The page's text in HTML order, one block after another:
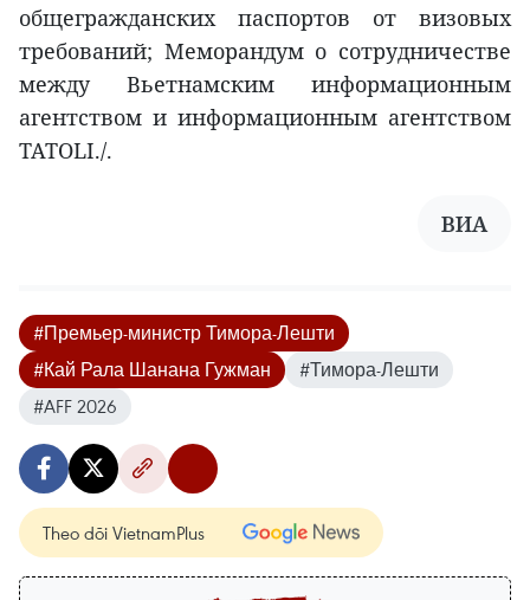
общегражданских паспортов от визовых
требований; Меморандум о сотрудничестве
между Вьетнамским информационным
агентством и информационным агентством
TATOLI./.
ВИA
#Премьер-министр Тимора-Лешти
#Кай Рала Шанана Гужман
#Тимора-Лешти
#AFF 2026
Theo dõi VietnamPlus